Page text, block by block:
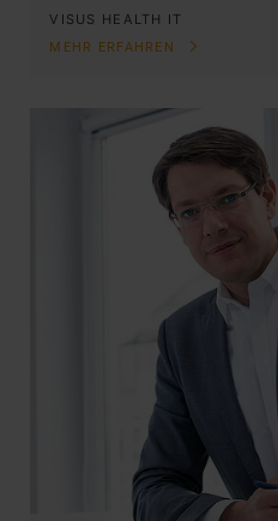
VISUS HEALTH IT
MEHR ERFAHREN